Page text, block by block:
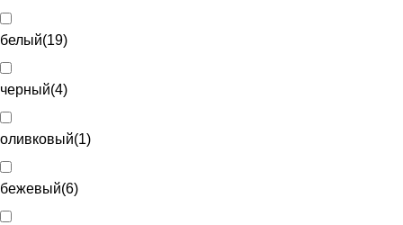
белый(19)
черный(4)
оливковый(1)
бежевый(6)